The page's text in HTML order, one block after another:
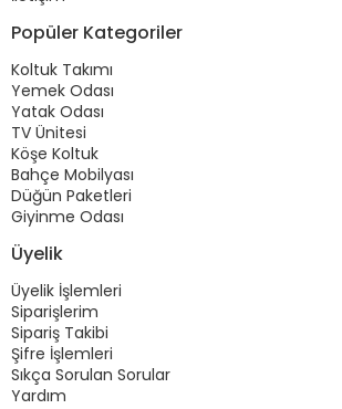
Popüler Kategoriler
Koltuk Takımı
Yemek Odası
Yatak Odası
TV Ünitesi
Köşe Koltuk
Bahçe Mobilyası
Düğün Paketleri
Giyinme Odası
Üyelik
Üyelik İşlemleri
Siparişlerim
Sipariş Takibi
Şifre İşlemleri
Sıkça Sorulan Sorular
Yardım